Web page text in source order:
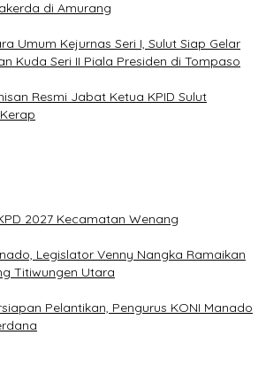
di Amurang
Umum Kejurnas Seri I, Sulut Siap Gelar
Kuda Seri II Piala Presiden di Tompaso
Resmi Jabat Ketua KPID Sulut
2027 Kecamatan Wenang
Legislator Venny Nangka Ramaikan
Titiwungen Utara
Pelantikan, Pengurus KONI Manado